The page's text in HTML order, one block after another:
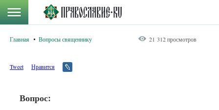
Главная Вопросы священнику 21 312 просмотров
Tweet Нравится
Вопрос: